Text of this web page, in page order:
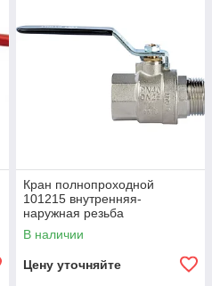
Кран полнопроходной
101215 внутренняя-
наружная резьба
В наличии
Цену уточняйте